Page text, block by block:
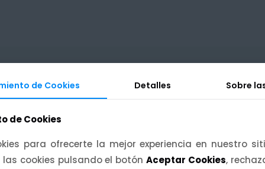
página
producto
página
de Cookies Detalles Sobre
de Cookies
para ofrecerte la mejor experiencia en nuestro
cookies pulsando el botónAceptar Cookies,
de Cookies Detalles Sobre
de Cookies
para ofrecerte la mejor experiencia en nuestro
cookies pulsando el botónAceptar Cookies,